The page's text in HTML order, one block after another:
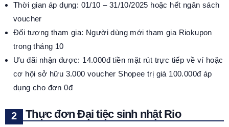
Thời gian áp dụng: 01/10 – 31/10/2025 hoặc hết ngân sách
voucher
Đối tượng tham gia: Người dùng mới tham gia Riokupon
trong tháng 10
Ưu đãi nhận được: 14.000đ tiền mặt rút trực tiếp về ví hoặc
cơ hội sở hữu 3.000 voucher Shopee trị giá 100.000đ áp
dụng cho đơn 0đ
Thực đơn Đại tiệc sinh nhật Rio